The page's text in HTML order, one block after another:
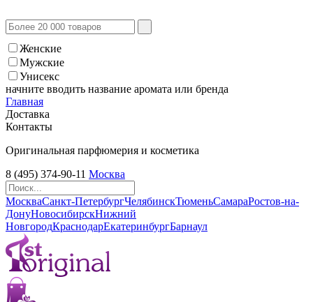
Женские
Мужские
Унисекс
начните вводить название аромата или бренда
Главная
Доставка
Контакты
Оригинальная парфюмерия и косметика
8 (495) 374-90-11 Москва
МоскваСанкт-ПетербургЧелябинскТюменьСамараРостов-на-
ДонуНовосибирскНижний
НовгородКраснодарЕкатеринбургБарнаул